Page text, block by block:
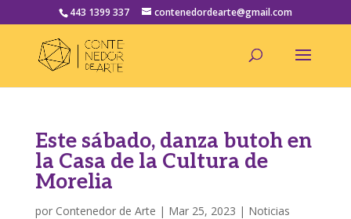
443 1399 337 contenedordearte@gmail.com
Este sábado, danza butoh en
la Casa de la Cultura de
Morelia
por Contenedor de Arte | Mar 25, 2023 | Noticias